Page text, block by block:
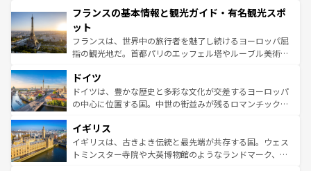
ませてくれるイタリアで、忘れられない旅をしてみよう！
なお、新着のイタリア情報は
しい。
文化が根付くこの国では、情熱的なフラメンコ、熱気あふ
れる闘牛、そして美味しいタパスが生活の一部となってい
る。首都マドリードの洗練された雰囲気や、バルセロナの
アートに溢れた街角から、地方では古代ローマ遺跡や中世
せる。地方によって風土や気候が異なるスペインはその個
性で訪れる人を魅了する。 なお、新着のスペイン情報は コ
ンテンツ一覧を参照してほしい。
フランスの基本情報と観光ガイド・有名観光スポ
ット
フランスは、世界中の旅行者を魅了し続けるヨーロッパ屈
指の観光地だ。首都パリのエッフェル塔やルーブル美術館
で、幅広い魅力が詰まっている。華麗な宮殿、歴史的な大
聖堂、美しいビーチ、そして豊かな自然が、訪れる者を心
から魅了する。また、フランスは美食の国としても知ら
いる。シャンパンの発祥地であるランス、プロヴァンスの
香り高いラベンダー畑など、多彩な楽しみ方が可能だ。さ
らに、パリ以外の地域にも魅力が溢れており、どの街角に
ドイツ
ドイツは、豊かな歴史と多彩な文化が交差するヨーロッパ
の中心に位置する国。中世の街並みが残るロマンチック街
顔を持つこの国は、どこを歩いても飽きることがない。ベ
ルリンの文化的活気、バイエルン州のアルプスの絶景、そ
してライン川沿いのワイン畑といった風景は必見。ビール
イギリス
イギリスは、古きよき伝統と最先端が共存する国。ウェス
トミンスター寺院や大英博物館のようなランドマーク、歴